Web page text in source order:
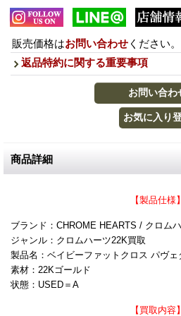
販売価格はお問い合わせ ください。
返品特約に関する重要事項
商品詳細
【製品仕様】
ブランド：CHROME HEARTS / クロム
ジャンル：クロムハーツ22K買取
製品名：ベイビーファットクロス パヴェ
素材：22Kゴールド
状態：USED＝A
【買取内容】